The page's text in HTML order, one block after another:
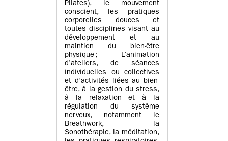
Pilates), le mouvement
conscient, les pratiques
corporelles douces et
toutes disciplines visant au
développement et au
maintien du bien-être
physique ; L’animation
d’ateliers, de séances
individuelles ou collectives
et d’activités liées au bien-
être, à la gestion du stress,
à la relaxation et à la
régulation du système
nerveux, notamment le
Breathwork, la
Sonothérapie, la méditation,